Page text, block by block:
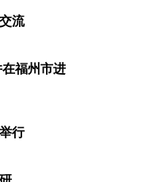
流
福州市进
行